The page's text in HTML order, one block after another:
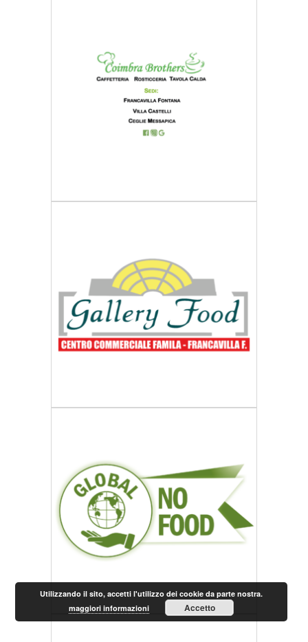
Utilizzando il sito, accetti l'utilizzo dei cookie da parte nostra.
maggiori informazioni
Accetto